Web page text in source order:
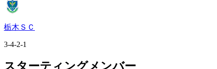
栃木ＳＣ
3-4-2-1
スターティングメンバー